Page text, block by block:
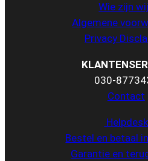
Wie zijn
Algemene
Privacy
030-
Contact
Helpdesk
Bestel en betaal
Garantie en